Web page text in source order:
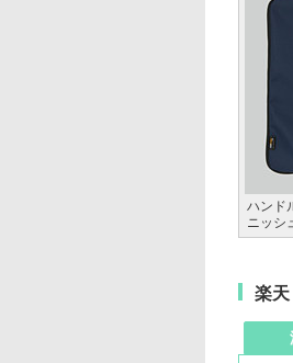
ハンド
ニッシ
楽